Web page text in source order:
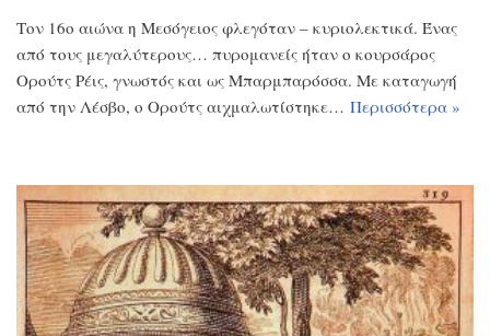
Τον 16ο αιώνα η Μεσόγειος φλεγόταν – κυριολεκτικά. Ένας
από τους μεγαλύτερους… πυρομανείς ήταν ο κουρσάρος
Ορούτς Ρέις, γνωστός και ως Μπαρμπαρόσσα. Με καταγωγή
από την Λέσβο, ο Ορούτς αιχμαλωτίστηκε… Περισσότερα »